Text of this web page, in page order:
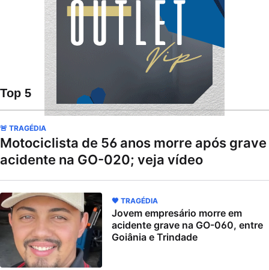
Top 5
🚨 TRAGÉDIA
Motociclista de 56 anos morre após grave
acidente na GO-020; veja vídeo
🖤 TRAGÉDIA
Jovem empresário morre em
acidente grave na GO-060, entre
Goiânia e Trindade